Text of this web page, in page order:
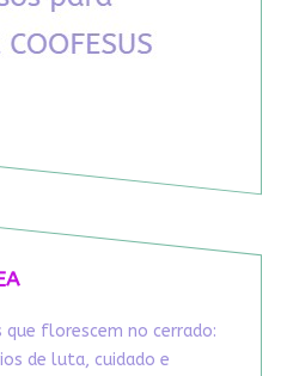
que florescem no cerrado:
de luta, cuidado e